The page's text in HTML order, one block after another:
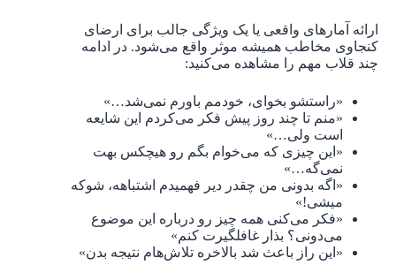
ارائه آمارهای واقعی یا یک ویژگی جالب برای ارضای
کنجاوی مخاطب همیشه موثر واقع می‌شود. در ادامه
چند قلاب مهم را مشاهده می‌کنید:
«راستشو بخوای، خودمم باورم نمی‌شد…»
«منم تا چند روز پیش فکر می‌کردم این شایعه‌
است ولی…»
«این چیزی که می‌خوام بگم رو هیچکس بهت
نمی‌گه…»
«اگه بدونی من چقدر دیر فهمیدم اشتباهه، شوکه
میشی!»
«فکر می‌کنی همه چیز رو درباره این موضوع
می‌دونی؟ بذار غافلگیرت کنم»
«این راز باعث شد بالاخره تلاش‌هام نتیجه بدن»